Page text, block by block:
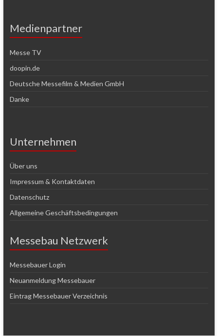
Medienpartner
Messe TV
doopin.de
Deutsche Messefilm & Medien GmbH
Danke
Unternehmen
Über uns
Impressum & Kontaktdaten
Datenschutz
Allgemeine Geschäftsbedingungen
Messebau Netzwerk
Messebauer Login
Neuanmeldung Messebauer
Eintrag Messebauer Verzeichnis